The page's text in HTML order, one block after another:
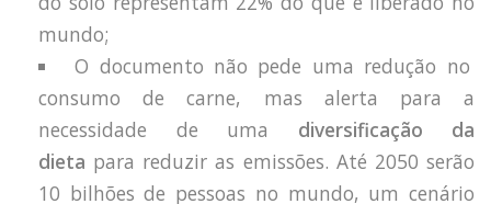
mundo;
O documento não pede uma redução no
consumo de carne, mas alerta para a
necessidade de uma
diversificação da
dieta para reduzir as emissões. Até 2050 serão
10 bilhões de pessoas no mundo, um cenário